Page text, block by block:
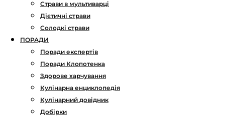
Страви в мультиварці
Дієтичні страви
Солодкі страви
ПОРАДИ
Поради експертів
Поради Клопотенка
Здорове харчування
Кулінарна енциклопедія
Кулінарний довідник
Добірки